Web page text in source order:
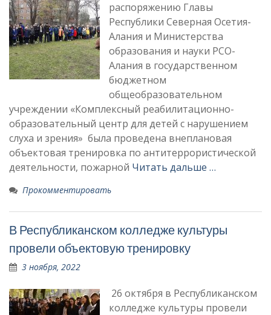
распоряжению Главы
Республики Северная Осетия-
Алания и Министерства
образования и науки РСО-
Алания в государственном
бюджетном
общеобразовательном
учреждении «Комплексный реабилитационно-
образовательный центр для детей с нарушением
слуха и зрения» была проведена внеплановая
объектовая тренировка по антитеррористической
деятельности, пожарной Читать дальше …
Прокомментировать
В Республиканском колледже культуры
провели объектовую тренировку
3 ноября, 2022
26 октября в Республиканском
колледже культуры провели